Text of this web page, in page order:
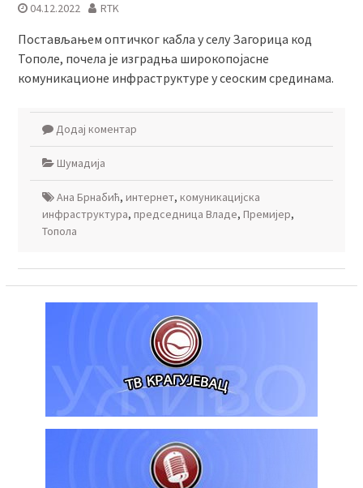
04.12.2022 RTK
Постављањем оптичког кабла у селу Загорица код
Тополе, почела је изградња широкопојасне
комуникационе инфраструктуре у сеоским срединама.
Додај коментар
Шумадија
Ана Брнабић, интернет, комуникацијска
инфраструктура, председница Владе, Премијер,
Топола